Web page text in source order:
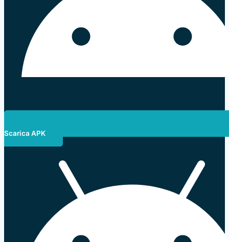
Scarica APK